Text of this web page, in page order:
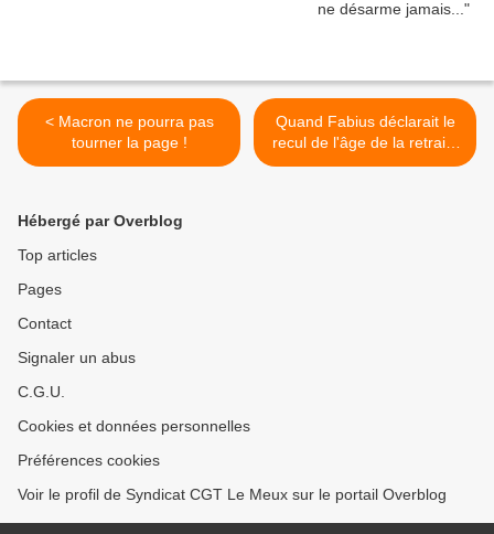
< Macron ne pourra pas
tourner la page !
Quand Fabius déclarait le
recul de l'âge de la retraite
... comme illégitime et
Hébergé par Overblog
Top articles
Pages
Contact
Signaler un abus
C.G.U.
Cookies et données personnelles
Préférences cookies
Voir le profil de Syndicat CGT Le Meux sur le portail Overblog